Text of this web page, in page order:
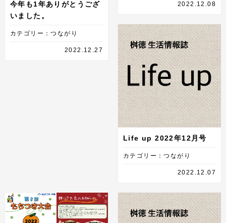
今年も1年ありがとうござ
いました。
カテゴリー：つながり
2022.12.27
2022.12.08
Life up 2022年12月号
カテゴリー：つながり
2022.12.07